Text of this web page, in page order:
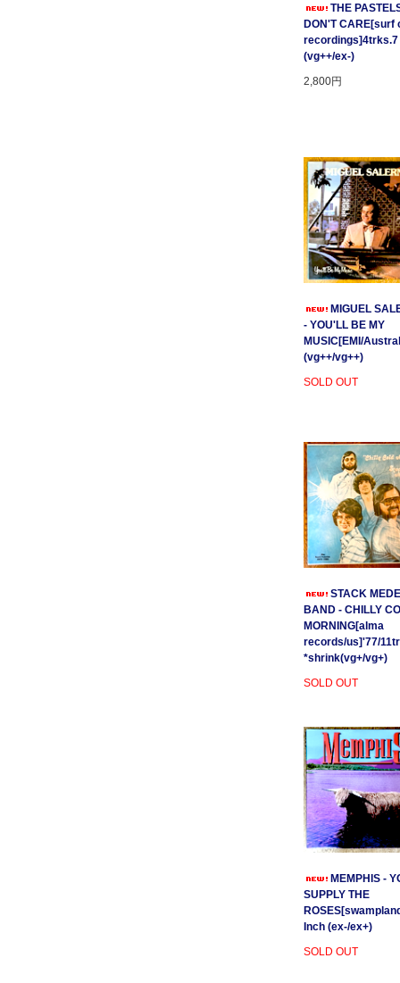
THE
DON'T CARE[surf
recordings]4trks.7
(vg++/ex-)
2,800円
MIGUEL
- YOU'LL BE MY
MUSIC[EMI/
(vg++/vg++)
SOLD OUT
STACK
BAND - CHILLY
MORNING[alma
records/us]'77/
*shrink(vg+/vg+)
SOLD OUT
MEMPHIS -
SUPPLY THE
Inch (ex-/ex+)
SOLD OUT